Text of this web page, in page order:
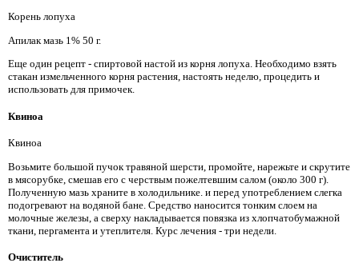
Корень лопуха
Апилак мазь 1% 50 г.
Еще один рецепт - спиртовой настой из корня лопуха. Необходимо взять
стакан измельченного корня растения, настоять неделю, процедить и
использовать для примочек.
Квиноа
Квиноа
Возьмите большой пучок травяной шерсти, промойте, нарежьте и скрутите
в мясорубке, смешав его с черствым пожелтевшим салом (около 300 г).
Полученную мазь храните в холодильнике. и перед употреблением слегка
подогревают на водяной бане. Средство наносится тонким слоем на
молочные железы, а сверху накладывается повязка из хлопчатобумажной
ткани, пергамента и утеплителя. Курс лечения - три недели.
Очиститель